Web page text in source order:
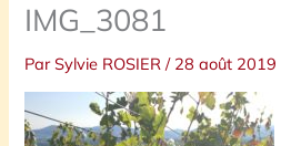
IMG_3081
ParSylvie ROSIER/ 28 août 2019